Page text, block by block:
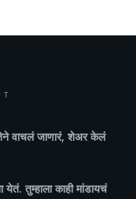
वाचलं जाणारं, शेअर केलं
तुम्हाला काही मांडायचं